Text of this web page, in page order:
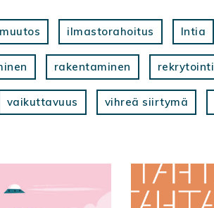
ilmastorahoitus Intia
rakentaminen rekrytointi
vaikuttavuus vihreä siirtymä